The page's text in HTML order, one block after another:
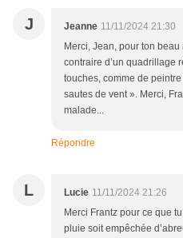
J Jeanne 11/11/2024 21:30
Merci, Jean, pour ton
contraire d’un quadrillage
touches, comme de
sautes de vent ». Merci,
malade...
Répondre
L Lucie 11/11/2024 21:26
Merci Frantz pour ce que
pluie soit empêchée